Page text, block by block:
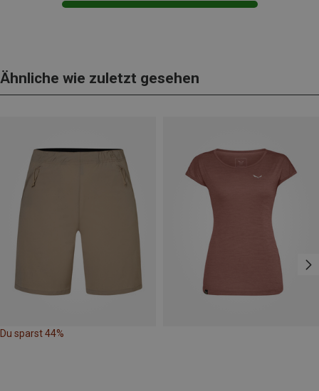
Ähnliche wie zuletzt gesehen
Du sparst 44%